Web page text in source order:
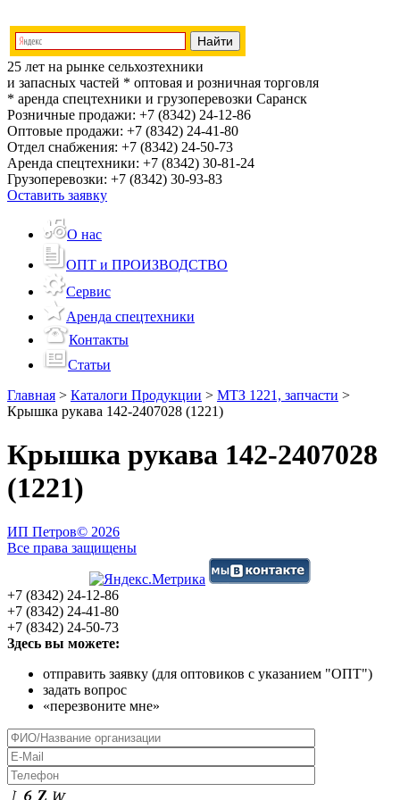
25 лет на рынке сельхозтехники
и запасных частей * оптовая и розничная торговля
* аренда спецтехники и грузоперевозки Саранск
Розничные продажи: +7 (8342) 24-12-86
Оптовые продажи: +7 (8342) 24-41-80
Отдел снабжения: +7 (8342) 24-50-73
Аренда спецтехники: +7 (8342) 30-81-24
Грузоперевозки: +7 (8342) 30-93-83
Оставить заявку
О нас
ОПТ и ПРОИЗВОДСТВО
Сервис
Аренда спецтехники
Контакты
Статьи
Главная > Каталоги Продукции > МТЗ 1221, запчасти >
Крышка рукава 142-2407028 (1221)
Крышка рукава 142-2407028
(1221)
ИП Петров© 2026
Все права защищены
+7 (8342) 24-12-86
+7 (8342) 24-41-80
+7 (8342) 24-50-73
Здесь вы можете:
отправить заявку (для оптовиков с указанием "ОПТ")
задать вопрос
«перезвоните мне»